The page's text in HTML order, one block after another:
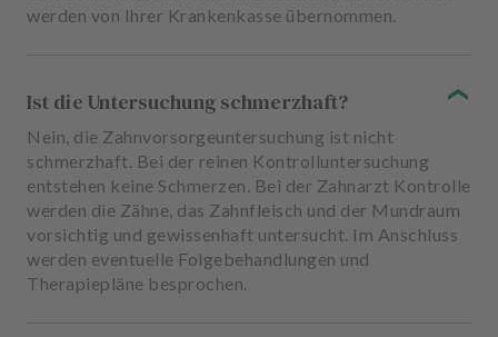
werden von Ihrer Krankenkasse übernommen.
Ist die Untersuchung schmerzhaft?
Nein, die Zahnvorsorgeuntersuchung ist nicht
schmerzhaft. Bei der reinen Kontrolluntersuchung
entstehen keine Schmerzen. Bei der Zahnarzt Kontrolle
werden die Zähne, das Zahnfleisch und der Mundraum
vorsichtig und gewissenhaft untersucht. Im Anschluss
werden eventuelle Folgebehandlungen und
Therapiepläne besprochen.